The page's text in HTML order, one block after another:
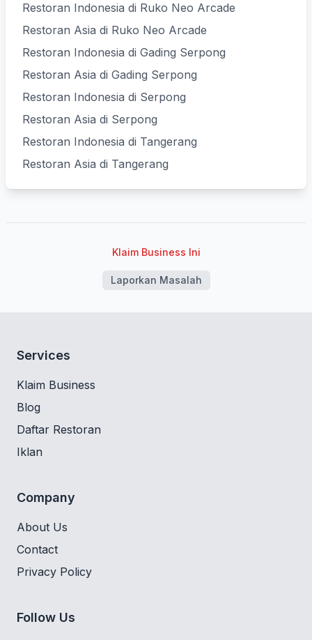
Restoran Indonesia di Ruko Neo Arcade
Restoran Asia di Ruko Neo Arcade
Restoran Indonesia di Gading Serpong
Restoran Asia di Gading Serpong
Restoran Indonesia di Serpong
Restoran Asia di Serpong
Restoran Indonesia di Tangerang
Restoran Asia di Tangerang
Klaim Business Ini
Laporkan Masalah
Services
Klaim Business
Blog
Daftar Restoran
Iklan
Company
About Us
Contact
Privacy Policy
Follow Us